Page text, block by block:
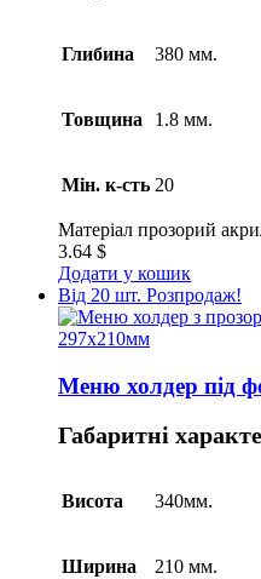
Глибина 380 мм.
Товщина 1.8 мм.
Мін. к-сть 20
Матеріал прозорий
3.64 $
Додати у кошик
Від 20 шт. Розпродаж!
Меню холдер під
Габаритні
Висота 340мм.
Ширина 210 мм.